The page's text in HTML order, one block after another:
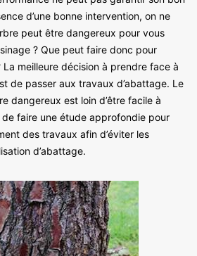
d’une bonne intervention, on ne
peut être dangereux pour vous
? Que peut faire donc pour
meilleure décision à prendre face à
de passer aux travaux d’abattage. Le
dangereux est loin d’être facile à
faire une étude approfondie pour
des travaux afin d’éviter les
d’abattage.